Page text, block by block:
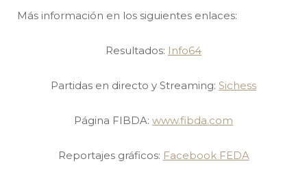
Más información en los siguientes enlaces:
Resultados: Info64
Partidas en directo y Streaming: Sichess
Página FIBDA: www.fibda.com
Reportajes gráficos: Facebook FEDA